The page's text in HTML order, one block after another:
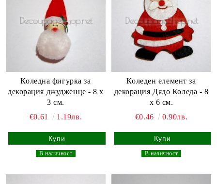
Коледна фигурка за
декорация джудженце - 8 х
3 см.
€0.61
1.19лв.
В наличност
Коледен елемент за
декорация Дядо Коледа - 8
х 6 см.
€0.46
0.90лв.
В наличност